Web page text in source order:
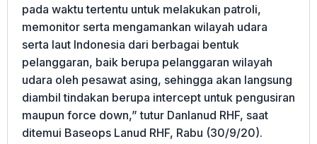
pada waktu tertentu untuk melakukan patroli,
memonitor serta mengamankan wilayah udara
serta laut Indonesia dari berbagai bentuk
pelanggaran, baik berupa pelanggaran wilayah
udara oleh pesawat asing, sehingga akan langsung
diambil tindakan berupa intercept untuk pengusiran
maupun force down,” tutur Danlanud RHF, saat
ditemui Baseops Lanud RHF, Rabu (30/9/20).